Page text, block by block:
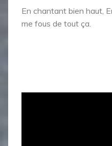
En chantant bien haut,
me fous de tout ça.